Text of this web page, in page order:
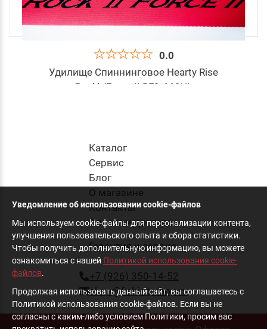
0.0
Удилище Спиннинговое Hearty Rise
Rock'n'Force II RF2-662UL
в корзину
Каталог
Cервис
Блог
О магазине
Контакты
Оплата и доставка
Гарантия и сервис
+7 (926) 350-14-52
shop@fishing-shop.ru
Уведомление об использовании cookie-файлов
Мы используем cookie-файлы для персонализации контента,
улучшения пользовательского опыта и сбора статистики.
Чтобы получить дополнительную информацию, вы можете
ознакомиться с нашей Политикой использования cookie-
файлов.
Продолжая использовать данный сайт, вы соглашаетесь с
Политикой использования cookie-файлов. Если вы не
согласны с каким-либо условием Политики, просим вас